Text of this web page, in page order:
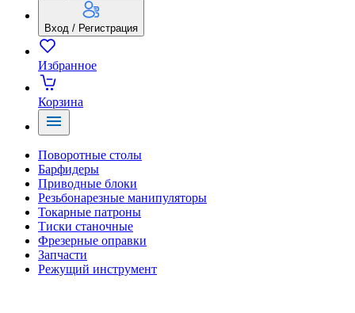
Вход / Регистрация
Избранное
Корзина
Поворотные столы
Барфидеры
Приводные блоки
Резьбонарезные манипуляторы
Токарные патроны
Тиски станочные
Фрезерные оправки
Запчасти
Режущий инструмент